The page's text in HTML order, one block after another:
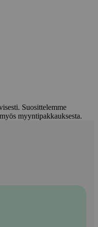
Suosittelemme
myyntipakkauksesta.